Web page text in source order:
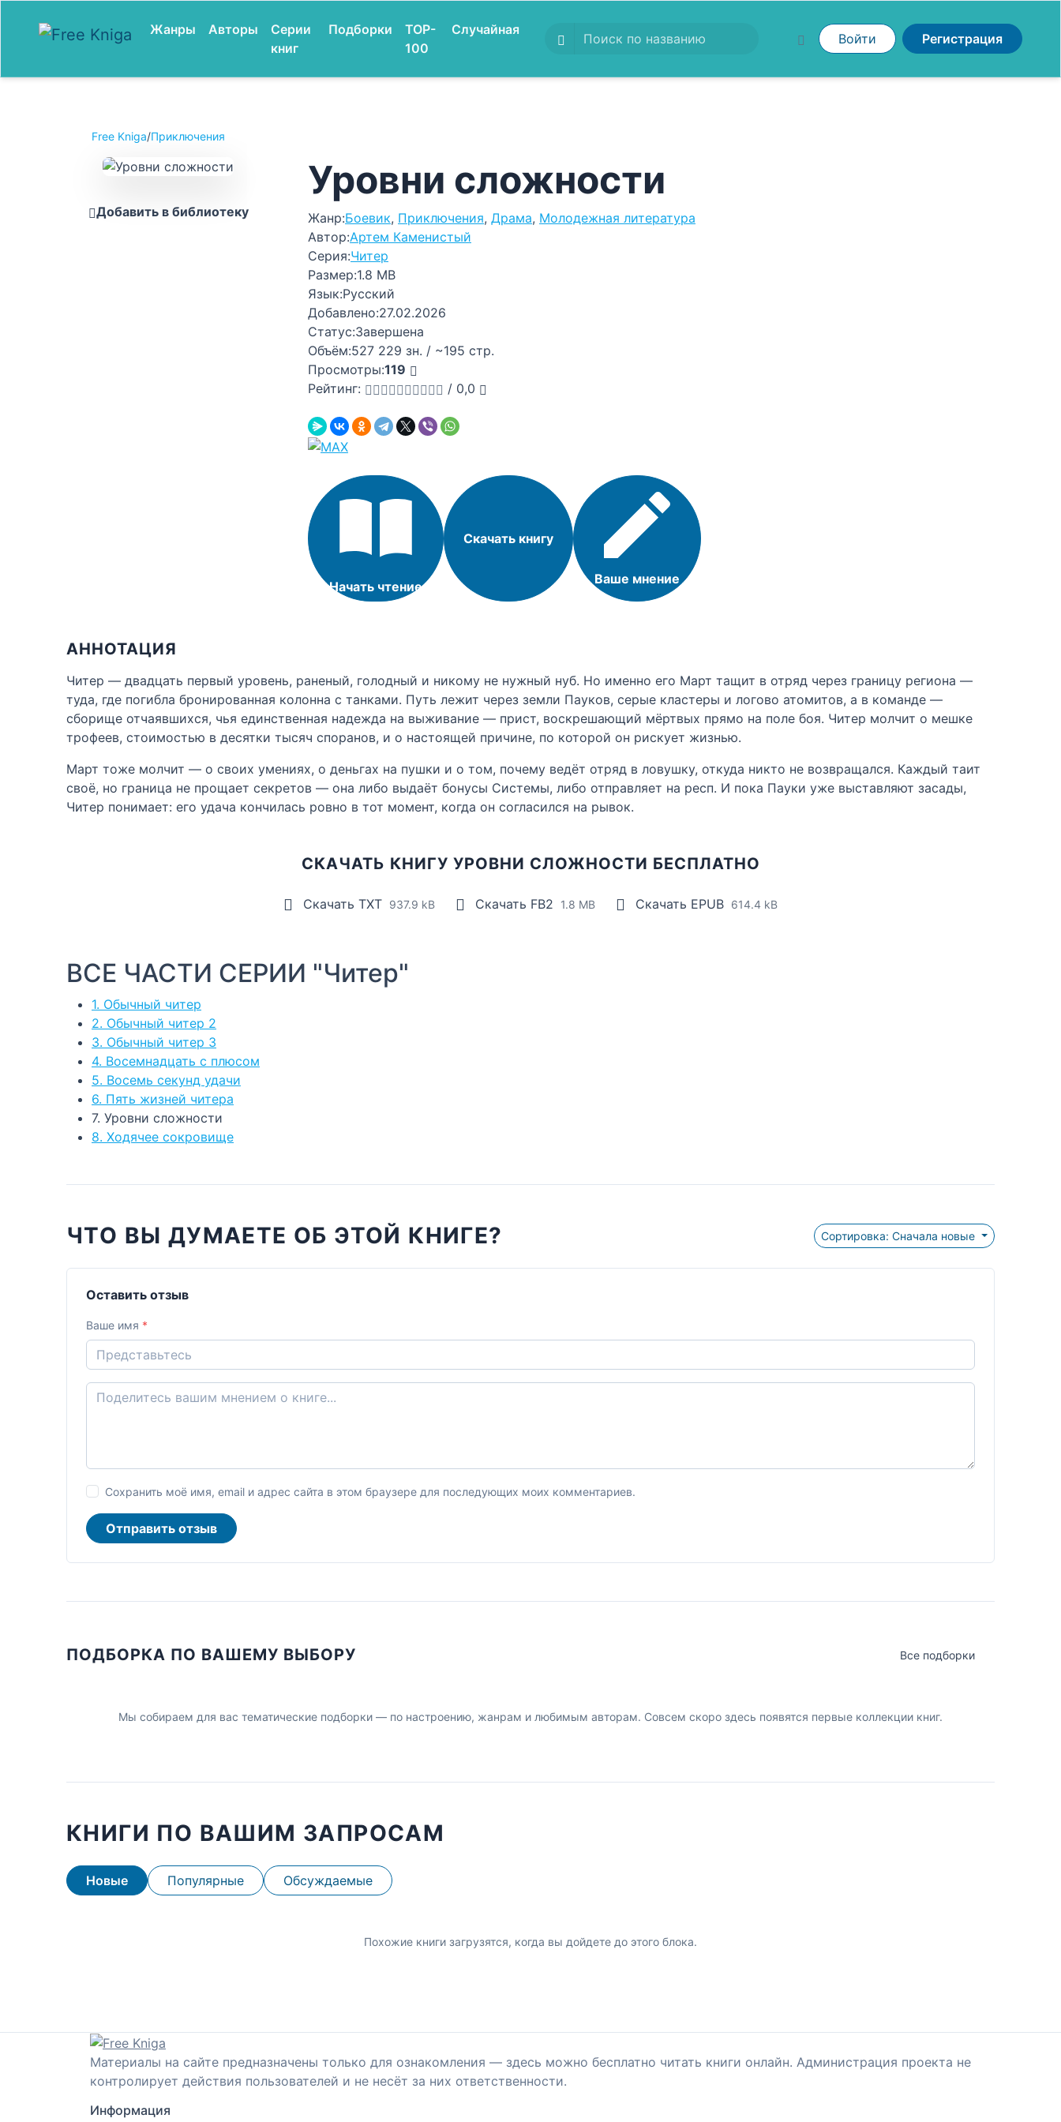
Жанры Авторы
Серии
книг
Подборки
TOP-
100
Случайная
Войти Регистрация
Free Kniga/Приключения
Добавить в библиотеку
Уровни сложности
Жанр:Боевик, Приключения, Драма, Молодежная литература
Автор:Артем Каменистый
Серия:Читер
Размер:1.8 MB
Язык:Русский
Добавлено:27.02.2026
Статус:Завершена
Объём:527 229 зн. / ~195 стр.
Просмотры:119
Рейтинг:
/ 0,0
Начать чтение
Скачать книгу
Ваше мнение
АННОТАЦИЯ
Читер — двадцать первый уровень, раненый, голодный и никому не нужный нуб. Но именно его Март тащит в отряд через границу региона —
туда, где погибла бронированная колонна с танками. Путь лежит через земли Пауков, серые кластеры и логово атомитов, а в команде —
сборище отчаявшихся, чья единственная надежда на выживание — прист, воскрешающий мёртвых прямо на поле боя. Читер молчит о мешке
трофеев, стоимостью в десятки тысяч споранов, и о настоящей причине, по которой он рискует жизнью.
Март тоже молчит — о своих умениях, о деньгах на пушки и о том, почему ведёт отряд в ловушку, откуда никто не возвращался. Каждый таит
своё, но граница не прощает секретов — она либо выдаёт бонусы Системы, либо отправляет на респ. И пока Пауки уже выставляют засады,
Читер понимает: его удача кончилась ровно в тот момент, когда он согласился на рывок.
СКАЧАТЬ КНИГУ УРОВНИ СЛОЖНОСТИ БЕСПЛАТНО
Скачать TXT 937.9 kB Скачать FB2 1.8 MB Скачать EPUB 614.4 kB
ВСЕ ЧАСТИ СЕРИИ "Читер"
1. Обычный читер
2. Обычный читер 2
3. Обычный читер 3
4. Восемнадцать с плюсом
5. Восемь секунд удачи
6. Пять жизней читера
7. Уровни сложности
8. Ходячее сокровище
ЧТО ВЫ ДУМАЕТЕ ОБ ЭТОЙ КНИГЕ? Сортировка: Сначала новые
Оставить отзыв
Ваше имя *
Сохранить моё имя, email и адрес сайта в этом браузере для последующих моих комментариев.
Отправить отзыв
ПОДБОРКА ПО ВАШЕМУ ВЫБОРУ Все подборки
Мы собираем для вас тематические подборки — по настроению, жанрам и любимым авторам. Совсем скоро здесь появятся первые коллекции книг.
КНИГИ ПО ВАШИМ ЗАПРОСАМ
Новые Популярные Обсуждаемые
Похожие книги загрузятся, когда вы дойдете до этого блока.
Материалы на сайте предназначены только для ознакомления — здесь можно бесплатно читать книги онлайн. Администрация проекта не
контролирует действия пользователей и не несёт за них ответственности.
Информация